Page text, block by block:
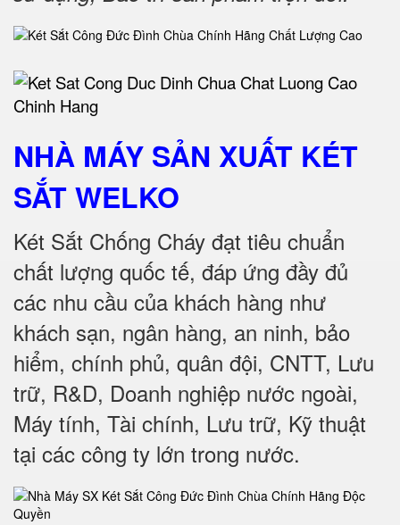
NHÀ MÁY SẢN XUẤT KÉT
SẮTWELKO
Két Sắt Chống Cháy đạt tiêu chuẩn
chất lượng quốc tế, đáp ứng đầy đủ
các nhu cầu của khách hàng như
khách sạn, ngân hàng, an ninh, bảo
hiểm, chính phủ, quân đội, CNTT, Lưu
trữ, R&D, Doanh nghiệp nước ngoài,
Máy tính, Tài chính, Lưu trữ, Kỹ thuật
tại các công ty lớn trong nước.